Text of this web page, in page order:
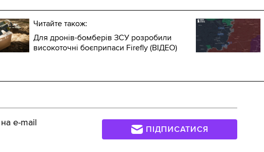
Читайте також:
Для дронів-бомберів ЗСУ розробили
високоточні боєприпаси Firefly (ВІДЕО)
e-mail
ПІДПИСАТИСЯ